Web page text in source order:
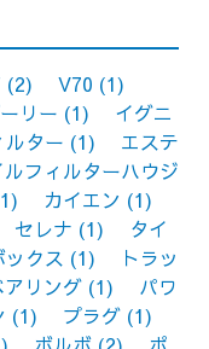
(2) V70 (1)
リー (1)
イグニ
ルター (1)
エステ
ルフィルターハウジ
カイエン (1)
セレナ (1)
タイ
ックス (1)
トラッ
リング (1)
パワ
(1) プラグ (1)
ボルボ (2)
ポ